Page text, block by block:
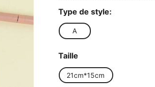
Type de style:
A
Taille
21cm*15cm